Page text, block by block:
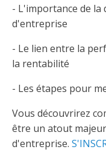
Taux horaires de
d’électricité en
Attention :
Déposer une
Documents de
Identification des
Taux horaires de
d’électricité en
Tarifs et contre-
Admission à la
Ressources
Calendriers
Formulaires,
informatifs
Rapports et
Rapports annuels
Annonces et
Perfectionnement
Logos formation
Formations continue
Obligation de
- L'importance de
d'entreprise
- Le lien entre la
la rentabilité
- Les étapes pour
Vous découvrirez
être un atout
d'entreprise.